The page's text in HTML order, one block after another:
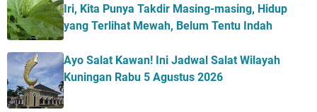
Iri, Kita Punya Takdir Masing-masing, Hidup
yang Terlihat Mewah, Belum Tentu Indah
Ayo Salat Kawan! Ini Jadwal Salat Wilayah
Kuningan Rabu 5 Agustus 2026